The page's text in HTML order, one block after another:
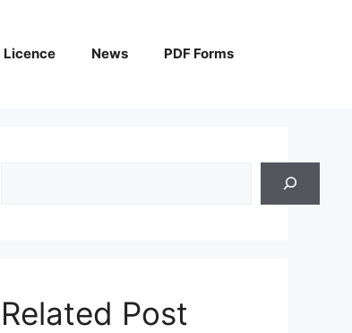
Licence News PDF Forms
Related Post